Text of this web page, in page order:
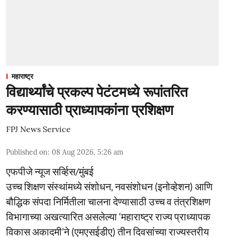
महाराष्ट्र
विद्यार्थ्यांचे प्रकल्प पेटंटमध्ये रूपांतरित
करण्यासाठी प्राध्यापकांना प्रशिक्षण
FPJ News Service
Published on: 08 Aug 2026, 5:26 am
एफपीजे न्यूज सर्व्हिस/मुंबई
उच्च शिक्षण संस्थांमध्ये संशोधन, नवसंशोधन (इनोव्हेशन) आणि
बौद्धिक संपदा निर्मितीला चालना देण्यासाठी उच्च व तंत्रशिक्षण
विभागाच्या अखत्यारित असलेल्या ‘महाराष्ट्र राज्य प्राध्यापक
विकास अकादमी’ने (एमएसईडीए) तीन दिवसांच्या राज्यस्तरीय